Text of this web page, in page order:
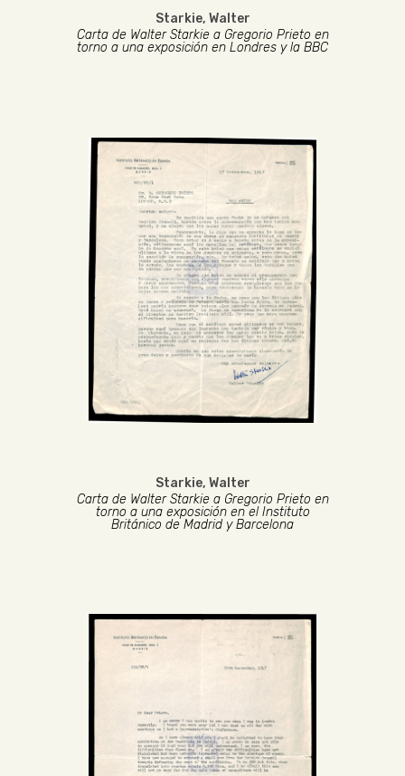
Starkie, Walter
Carta de Walter Starkie a Gregorio Prieto en
torno a una exposición en Londres y la BBC
Starkie, Walter
Carta de Walter Starkie a Gregorio Prieto en
torno a una exposición en el Instituto
Británico de Madrid y Barcelona